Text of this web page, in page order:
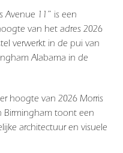
Avenue 11” is een
van het adres 2026
verwerkt in de pui van
Alabama in de
hoogte van 2026 Morris
Birmingham toont een
architectuur en visuele